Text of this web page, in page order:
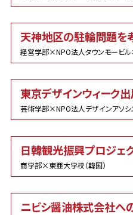
天神地区の駐輪問題を
経営学部×NPO法人タウンモービル
東京デザインウィーク
芸術学部×NPO法人デザインアソシ
日韓観光振興プロジェ
商学部×東亜大学校（韓国）
ニビシ醤油株式会社へ